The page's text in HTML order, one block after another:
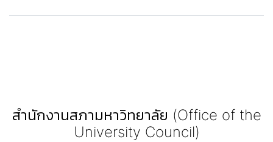
สำนักงานสภามหาวิทยาลัย (Office of the
University Council)